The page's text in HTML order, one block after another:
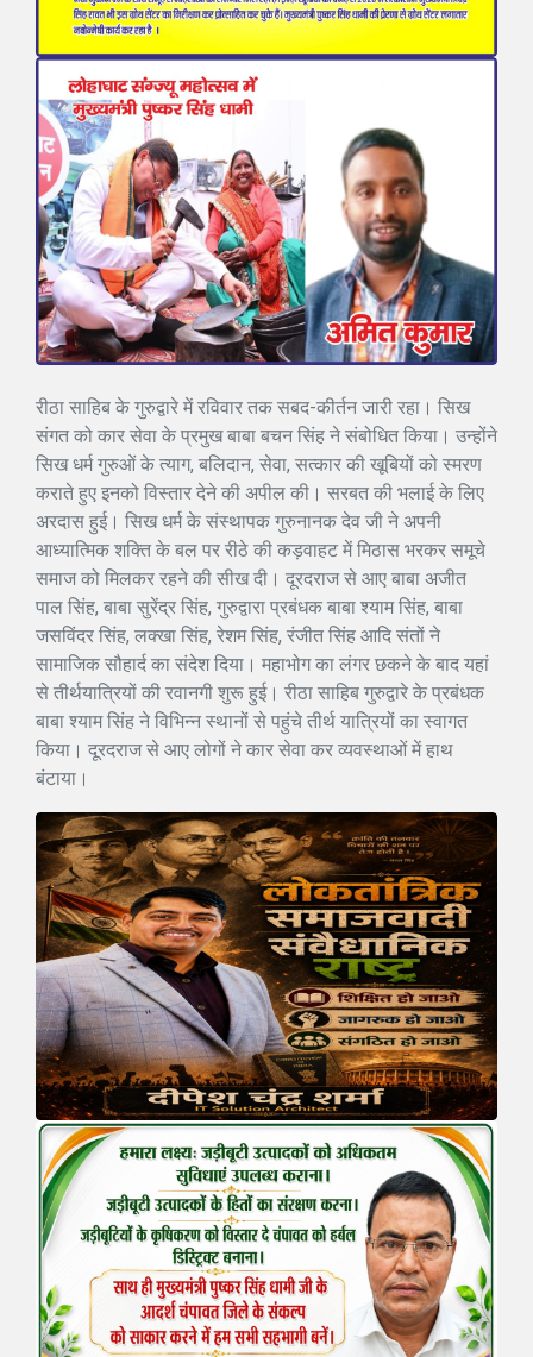
रीठा साहिब के गुरुद्वारे में रविवार तक सबद-कीर्तन जारी रहा। सिख
संगत को कार सेवा के प्रमुख बाबा बचन सिंह ने संबोधित किया। उन्होंने
सिख धर्म गुरुओं के त्याग, बलिदान, सेवा, सत्कार की खूबियों को स्मरण
कराते हुए इनको विस्तार देने की अपील की। सरबत की भलाई के लिए
अरदास हुई। सिख धर्म के संस्थापक गुरुनानक देव जी ने अपनी
आध्यात्मिक शक्ति के बल पर रीठे की कड़वाहट में मिठास भरकर समूचे
समाज को मिलकर रहने की सीख दी। दूरदराज से आए बाबा अजीत
पाल सिंह, बाबा सुरेंद्र सिंह, गुरुद्वारा प्रबंधक बाबा श्याम सिंह, बाबा
जसविंदर सिंह, लक्खा सिंह, रेशम सिंह, रंजीत सिंह आदि संतों ने
सामाजिक सौहार्द का संदेश दिया। महाभोग का लंगर छकने के बाद यहां
से तीर्थयात्रियों की रवानगी शुरू हुई। रीठा साहिब गुरुद्वारे के प्रबंधक
बाबा श्याम सिंह ने विभिन्न स्थानों से पहुंचे तीर्थ यात्रियों का स्वागत
किया। दूरदराज से आए लोगों ने कार सेवा कर व्यवस्थाओं में हाथ
बंटाया।